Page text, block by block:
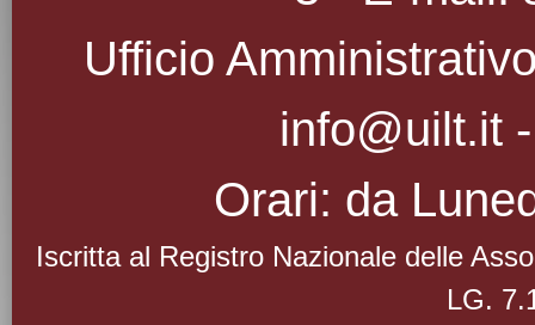
Ufficio
info@uilt.it
Orari: da
Iscritta al Registro Nazionale delle
LG.